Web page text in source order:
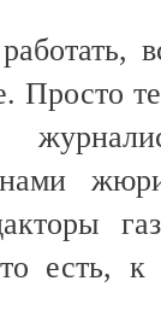
Просто
есть, к